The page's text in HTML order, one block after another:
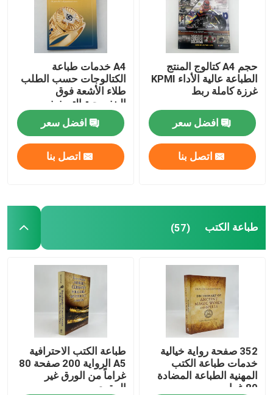
حجم A4 كتالوج المنتج
الطباعة عالية الأداء KPMI
غرزة كاملة ربط
افضل سعر
اتصل بنا
A4 خدمات طباعة
الكتالوجات حسب الطلب
طلاء الأشعة فوق
البنفسجية التصفيف
النهائي
افضل سعر
اتصل بنا
طباعة الكتب (57)
352 صفحة رواية خيالية
خدمات طباعة الكتب
المهنية الطباعة المضادة
80 غرام
طباعة الكتب الاحترافية
A5 الرواية 200 صفحة 80
غراماً من الورق غير
المقوى